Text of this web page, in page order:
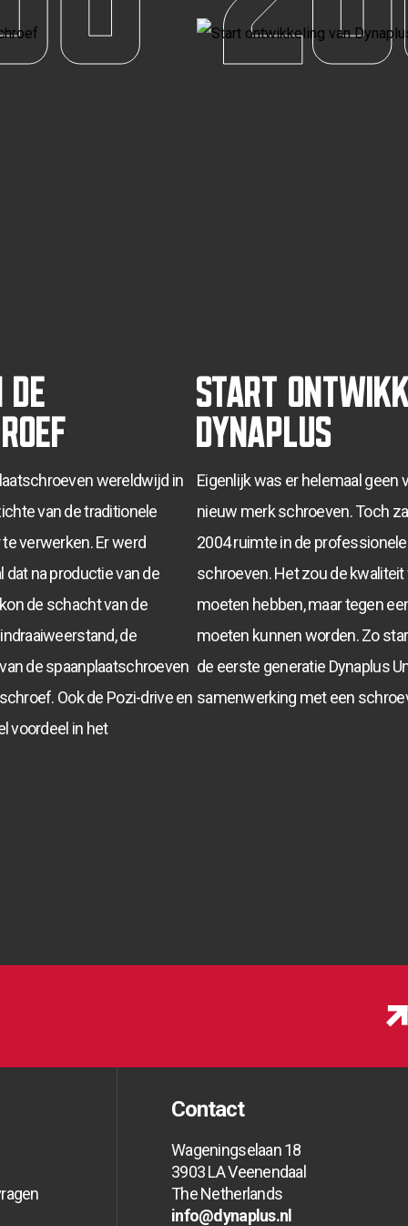
wereldwijd in
van de traditionele
verwerken. Er werd
na productie van de
de schacht van de
de
de spaanplaatschroeven
Ook de Pozi-drive en
voordeel in het
Start
Dynaplus
Eigenlijk was er helemaal geen
nieuw merk schroeven. Toch
2004 ruimte in de
schroeven. Het zou de
moeten hebben, maar tegen
moeten kunnen worden. Zo
de eerste generatie Dynaplus
samenwerking met een
Contact
Wageningselaan 18
3903 LA Veenendaal
The Netherlands
info@dynaplus.nl